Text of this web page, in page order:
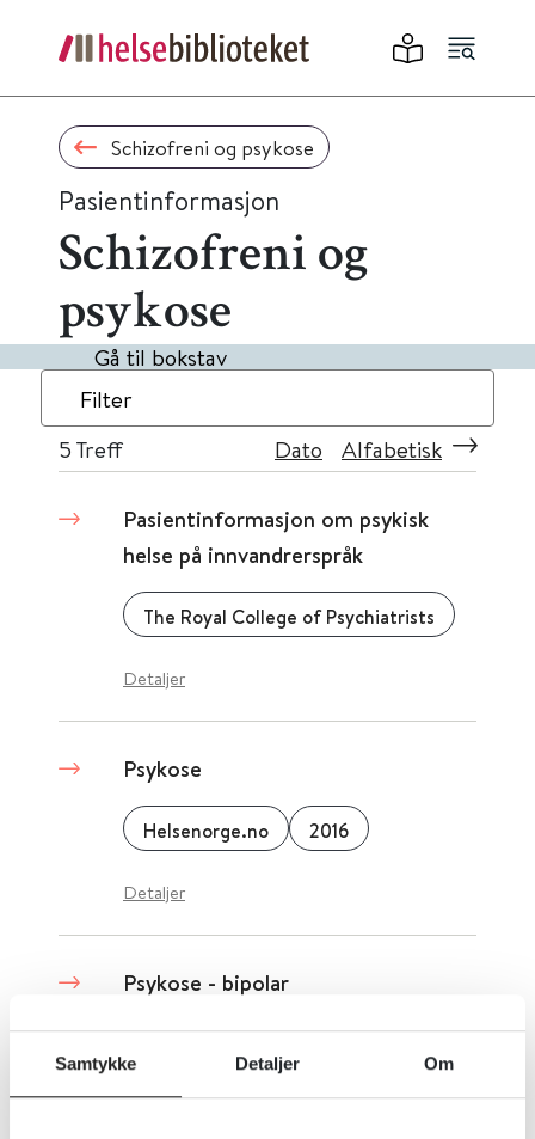
Samtykke Detaljer Om
Schizofreni og psykose
Pasientinformasjon
Schizofreni og
psykose
Gå til bokstav
Filter
5 Treff Dato Alfabetisk
Pasientinformasjon om psykisk
helse på innvandrerspråk
The Royal College of Psychiatrists
Detaljer
Psykose
Helsenorge.no 2016
Detaljer
Psykose - bipolar
Detaljer